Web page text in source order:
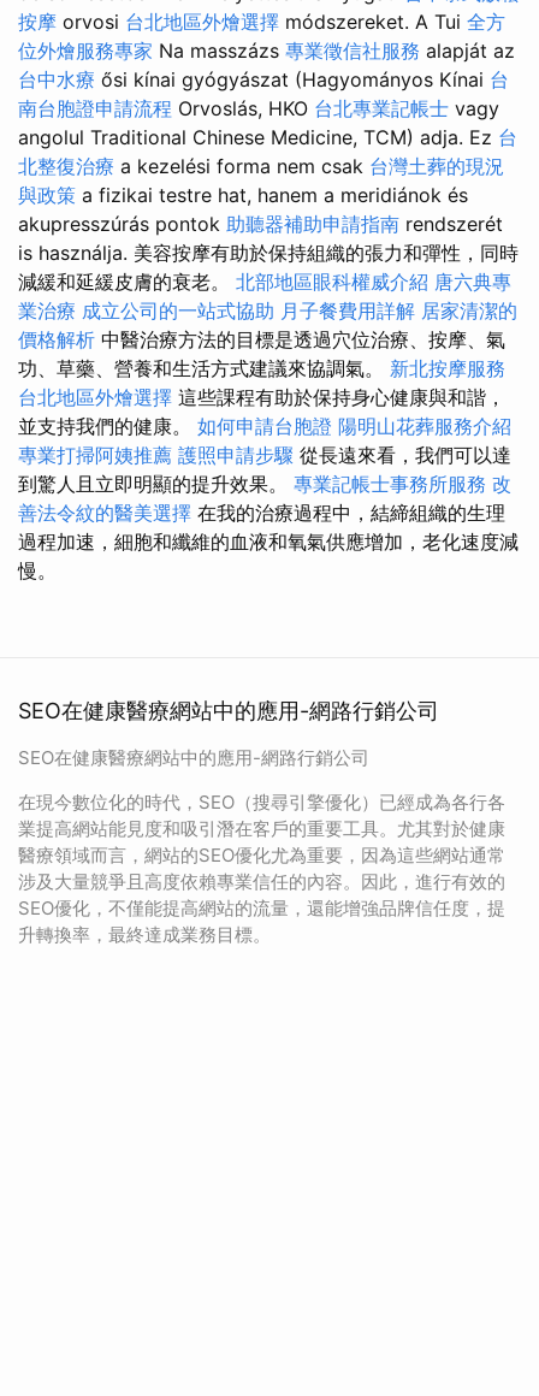
按摩 orvosi 台北地區外燴選擇 módszereket. A Tui 全方
位外燴服務專家 Na masszázs 專業徵信社服務 alapját az
台中水療 ősi kínai gyógyászat (Hagyományos Kínai 台
南台胞證申請流程 Orvoslás, HKO 台北專業記帳士 vagy
angolul Traditional Chinese Medicine, TCM) adja. Ez 台
北整復治療 a kezelési forma nem csak 台灣土葬的現況
與政策 a fizikai testre hat, hanem a meridiánok és
akupresszúrás pontok 助聽器補助申請指南 rendszerét
is használja. 美容按摩有助於保持組織的張力和彈性，同時
減緩和延緩皮膚的衰老。 北部地區眼科權威介紹 唐六典專
業治療 成立公司的一站式協助 月子餐費用詳解 居家清潔的
價格解析 中醫治療方法的目標是透過穴位治療、按摩、氣
功、草藥、營養和生活方式建議來協調氣。 新北按摩服務
台北地區外燴選擇 這些課程有助於保持身心健康與和諧，
並支持我們的健康。 如何申請台胞證 陽明山花葬服務介紹
專業打掃阿姨推薦 護照申請步驟 從長遠來看，我們可以達
到驚人且立即明顯的提升效果。 專業記帳士事務所服務 改
善法令紋的醫美選擇 在我的治療過程中，結締組織的生理
過程加速，細胞和纖維的血液和氧氣供應增加，老化速度減
慢。
SEO在健康醫療網站中的應用-網路行銷公司
SEO在健康醫療網站中的應用-網路行銷公司
在現今數位化的時代，SEO（搜尋引擎優化）已經成為各行各
業提高網站能見度和吸引潛在客戶的重要工具。尤其對於健康
醫療領域而言，網站的SEO優化尤為重要，因為這些網站通常
涉及大量競爭且高度依賴專業信任的內容。因此，進行有效的
SEO優化，不僅能提高網站的流量，還能增強品牌信任度，提
升轉換率，最終達成業務目標。